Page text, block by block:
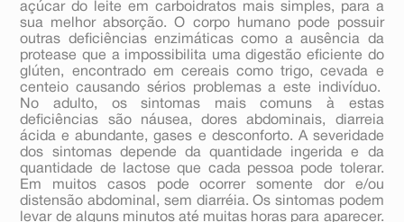
açúcar do leite em carboidratos mais simples, para a
sua melhor absorção. O corpo humano pode possuir
outras deficiências enzimáticas como a ausência da
protease que a impossibilita uma digestão eficiente do
glúten, encontrado em cereais como trigo, cevada e
centeio causando sérios problemas a este indivíduo.
No adulto, os sintomas mais comuns à estas
deficiências são náusea, dores abdominais, diarreia
ácida e abundante, gases e desconforto. A severidade
dos sintomas depende da quantidade ingerida e da
quantidade de lactose que cada pessoa pode tolerar.
Em muitos casos pode ocorrer somente dor e/ou
distensão abdominal, sem diarréia. Os sintomas podem
levar de alguns minutos até muitas horas para aparecer.